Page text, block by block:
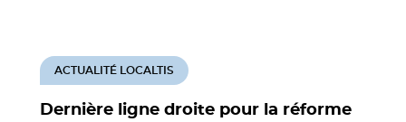
Dernière ligne droite pour la réforme
ACTUALITÉ LOCALTIS